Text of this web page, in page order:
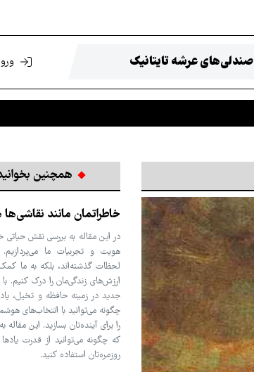
صندلی‌های عرشه تایتانیک
همچنین
خاطراتمان مانند
در این مقاله به بررسی نقش حیاتی
هویت و تجربیات ما می‌پردازیم.
لحظات گذشته‌اند، بلکه به ما
ارزش‌های زندگی‌مان را درک کنیم.
جدید در زمینه حافظه و تخیل،
چگونه می‌توانید با انتخاب‌های
را برای آینده‌تان بسازید. این
که چگونه می‌توانید از قدرت
روزمره‌تان استفاده کنید.